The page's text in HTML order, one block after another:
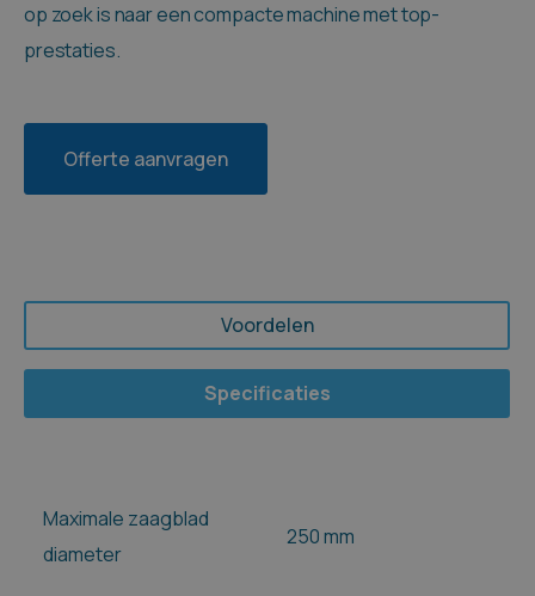
op zoek is naar een compacte machine met top-
prestaties.
Offerte aanvragen
Specificaties
Voordelen
Maximale zaagblad
diameter
250 mm